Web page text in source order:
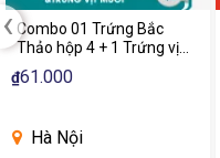
Combo 01 Trứng Bắc
Thảo hộp 4 + 1 Trứng vịt
muối hộp 4 - Sản phẩm
hết hàng
₫61.000
Hà Nội
‹